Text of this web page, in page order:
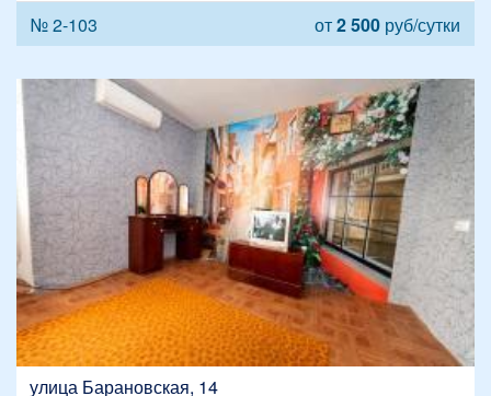
№ 2-103
от2 500 руб/сутки
улица Барановская, 14